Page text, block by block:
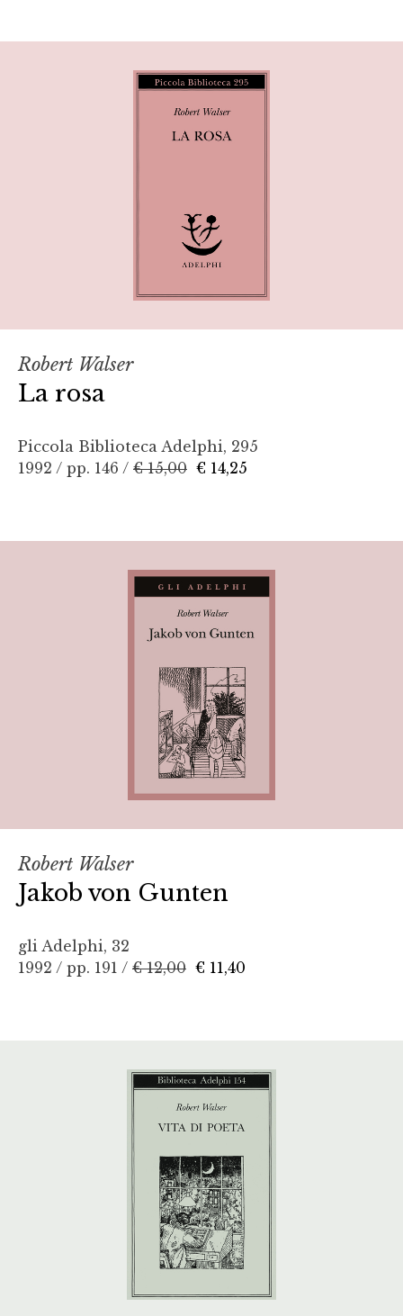
Robert Walser
La rosa
Piccola Biblioteca Adelphi, 295
1992 / pp. 146 / € 15,00 € 14,25
Robert Walser
Jakob von Gunten
gli Adelphi, 32
1992 / pp. 191 / € 12,00 € 11,40